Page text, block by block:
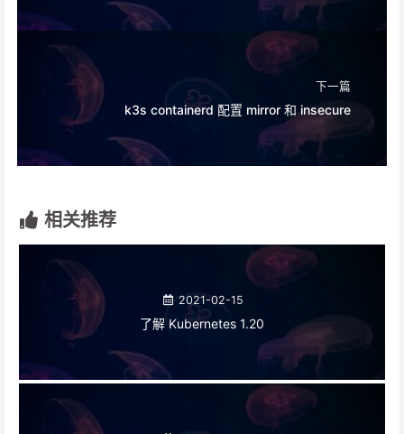
下一篇
k3s containerd 配置 mirror 和 insecure
相关推荐
2021-02-15
了解 Kubernetes 1.20